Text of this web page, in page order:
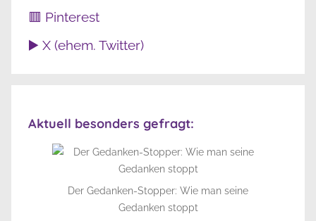
🟥 Pinterest
▶️ X (ehem. Twitter)
Aktuell besonders gefragt:
Der Gedanken-Stopper: Wie man seine
Gedanken stoppt